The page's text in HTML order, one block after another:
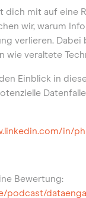
dich mit auf eine
wir, warum
verlieren.
wie veraltete
Einblick in
in/
Bewertung: